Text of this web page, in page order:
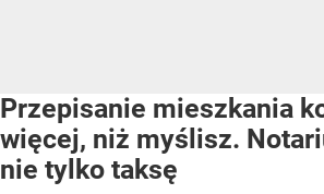
Przepisanie mieszkania
więcej, niż myślisz.
nie tylko taksę